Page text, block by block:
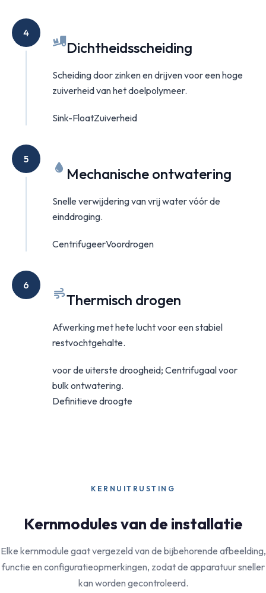
4
Dichtheidsscheiding
Scheiding door zinken en drijven voor een hoge
zuiverheid van het doelpolymeer.
Sink-FloatZuiverheid
5
Mechanische ontwatering
Snelle verwijdering van vrij water vóór de
einddroging.
CentrifugeerVoordrogen
6
Thermisch drogen
Afwerking met hete lucht voor een stabiel
restvochtgehalte.
voor de uiterste droogheid; Centrifugaal voor
bulk ontwatering.
Definitieve droogte
KERNUITRUSTING
Kernmodules van de installatie
Elke kernmodule gaat vergezeld van de bijbehorende afbeelding,
functie en configuratieopmerkingen, zodat de apparatuur sneller
kan worden gecontroleerd.